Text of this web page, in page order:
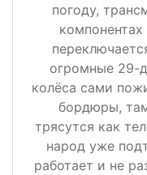
погоду,
компонентах
огромные 29-
колёса сами
бордюры,
трясутся как
народ уже
работает и не